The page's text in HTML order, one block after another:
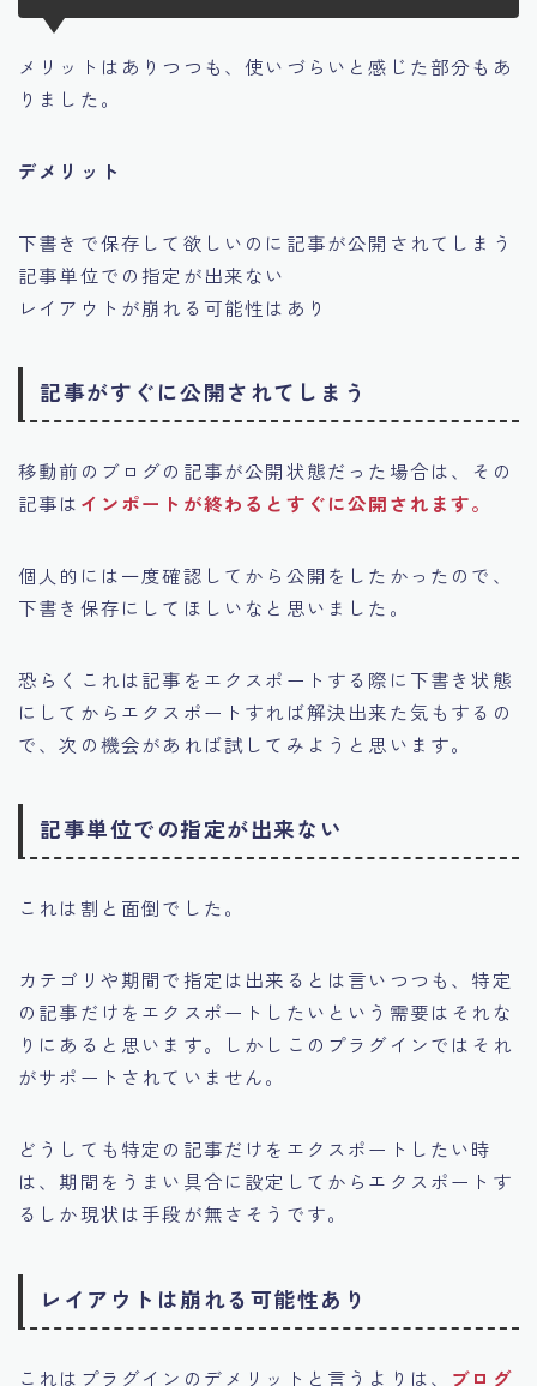
メリットはありつつも、使いづらいと感じた部分もあ
りました。
デメリット
下書きで保存して欲しいのに記事が公開されてしまう
記事単位での指定が出来ない
レイアウトが崩れる可能性はあり
記事がすぐに公開されてしまう
移動前のブログの記事が公開状態だった場合は、その
記事は インポートが終わるとすぐに公開されます。
個人的には一度確認してから公開をしたかったので、
下書き保存にしてほしいなと思いました。
恐らくこれは記事をエクスポートする際に下書き状態
にしてからエクスポートすれば解決出来た気もするの
で、次の機会があれば試してみようと思います。
記事単位での指定が出来ない
これは割と面倒でした。
カテゴリや期間で指定は出来るとは言いつつも、特定
の記事だけをエクスポートしたいという需要はそれな
りにあると思います。
しかしこのプラグインではそれ
がサポートされていません。
どうしても特定の記事だけをエクスポートしたい時
は、期間をうまい具合に設定してからエクスポートす
るしか現状は手段が無さそうです。
レイアウトは崩れる可能性あり
これはプラグインのデメリットと言うよりは、 ブログ